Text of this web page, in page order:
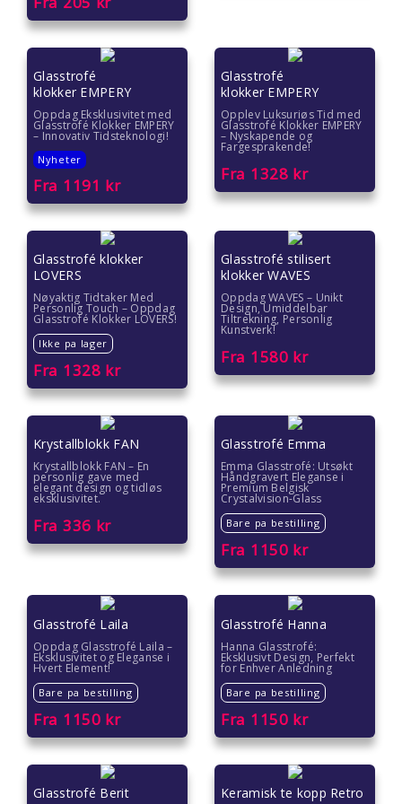
Farsdag gave
Eksklusive gaver
Julegavetips
Romantiske gaver
Gave under 2000 kr
Gave under 1500 kr
Gave under 1000 kr
Gave under 500 kr
Gave under 300 kr
Gave under 200 kr
Hvordan pakke inn gave
Glasstrofé
klokker EMPERY
Oppdag Eksklusivitet med
Glasstrofé Klokker EMPERY
– Innovativ Tidsteknologi!
Nyheter
Fra 1191 kr
Glasstrofé
klokker EMPERY
Opplev Luksuriøs Tid med
Glasstrofé Klokker EMPERY
– Nyskapende og
Fargesprakende!
Fra 1328 kr
Glasstrofé klokker
LOVERS
Nøyaktig Tidtaker Med
Personlig Touch – Oppdag
Glasstrofé Klokker LOVERS!
Ikke pa lager
Fra 1328 kr
Glasstrofé stilisert
klokker WAVES
Oppdag WAVES – Unikt
Design, Umiddelbar
Tiltrekning, Personlig
Kunstverk!
Fra 1580 kr
Krystallblokk FAN
Krystallblokk FAN – En
personlig gave med
elegant design og tidløs
eksklusivitet.
Fra 336 kr
Glasstrofé Emma
Emma Glasstrofé: Utsøkt
Håndgravert Eleganse i
Premium Belgisk
Crystalvision-Glass
Bare pa bestilling
Fra 1150 kr
Glasstrofé Laila
Oppdag Glasstrofé Laila –
Eksklusivitet og Eleganse i
Hvert Element!
Bare pa bestilling
Fra 1150 kr
Glasstrofé Hanna
Hanna Glasstrofé:
Eksklusivt Design, Perfekt
for Enhver Anledning
Bare pa bestilling
Fra 1150 kr
Glasstrofé Berit
Keramisk te kopp Retro